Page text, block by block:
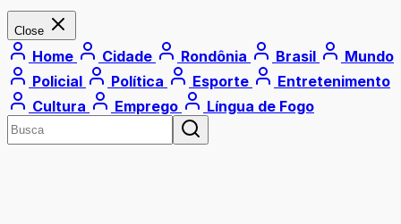
Close
Home Cidade Rondônia Brasil
Mundo
Policial
Política Esporte
Entretenimento
Cultura
Emprego Língua de Fogo